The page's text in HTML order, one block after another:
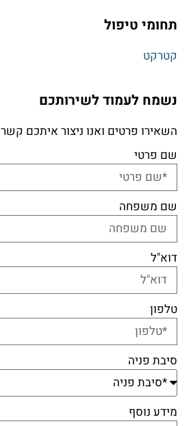
תחומי טיפול
קטרקט
נשמח לעמוד לשירותכם
השאירו פרטים ואנו ניצור איתכם קשר
שם פרטי
שם משפחה
דוא"ל
טלפון
סיבת פניה
מידע נוסף